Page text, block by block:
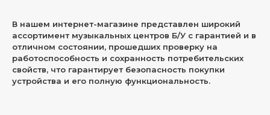
В нашем интернет-магазине представлен широкий
ассортимент музыкальных центров Б/У с гарантией и в
отличном состоянии, прошедших проверку на
работоспособность и сохранность потребительских
свойств, что гарантирует безопасность покупки
устройства и его полную функциональность.